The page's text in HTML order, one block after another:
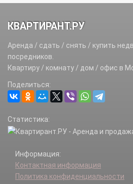
КВАРТИРАНТ.РУ
Аренда / сдать / снять / купить
посредников.
Квартиру / комнату / дом / офис в
Поделиться:
Статистика:
Информация:
Контактная информация
Политика конфиденциальности